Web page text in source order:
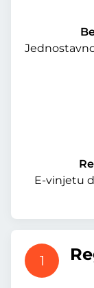
E-vinjetu
1